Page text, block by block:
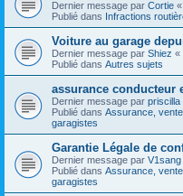
Dernier message par Cortie «
Publié dans Infractions
Voiture au garage
Dernier message par Shiez «
Publié dans Autres sujets
assurance conducteur
Dernier message par priscilla
Publié dans Assurance,
garagistes
Garantie Légale de
Dernier message par V1sang
Publié dans Assurance,
garagistes